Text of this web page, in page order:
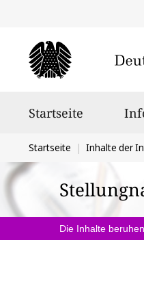
Startseite
Sie
befinden
sich
hier:
Startseite Inhalte der
Die Inhalte